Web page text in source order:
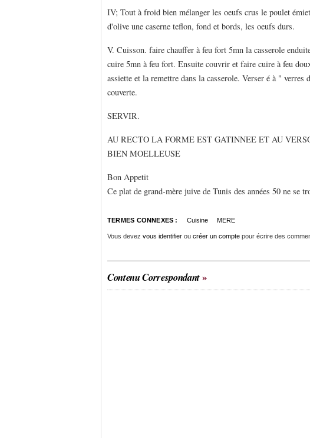
IV; Tout à froid bien mélanger les oeufs crus le poulet
d'olive une caserne teflon, fond et bords, les oeufs durs.
V. Cuisson. faire chauffer à feu fort 5mn la casserole
cuire 5mn à feu fort. Ensuite couvrir et faire cuire à feu
assiette et la remettre dans la casserole. Verser é à "
couverte.
SERVIR.
AU RECTO LA FORME EST GATINNEE ET AU
BIEN MOELLEUSE
Bon Appetit
Ce plat de grand-mère juive de Tunis des années 50 ne se
TERMES CONNEXES : Cuisine MERE
Vous devez vous identifier ou créer un compte pour écrire des
Contenu Correspondant